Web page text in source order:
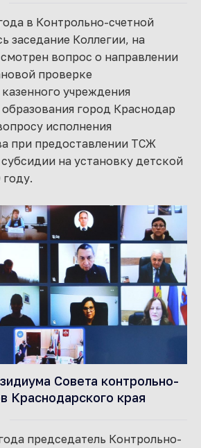
в Контрольно-счетной
заседание Коллегии, на
вопрос о направлении
проверке
учреждения
город Краснодар
исполнения
при предоставлении ТСЖ
на установку детской
Совета контрольно-
Краснодарского края
председатель Контрольно-